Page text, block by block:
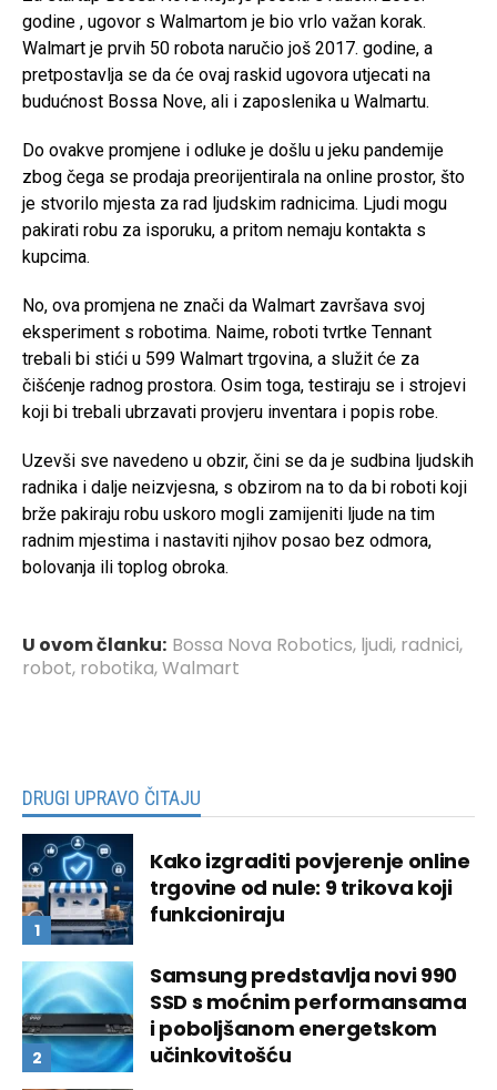
godine , ugovor s Walmartom je bio vrlo važan korak.
Walmart je prvih 50 robota naručio još 2017. godine, a
pretpostavlja se da će ovaj raskid ugovora utjecati na
budućnost Bossa Nove, ali i zaposlenika u Walmartu.
Do ovakve promjene i odluke je došlu u jeku pandemije
zbog čega se prodaja preorijentirala na online prostor, što
je stvorilo mjesta za rad ljudskim radnicima. Ljudi mogu
pakirati robu za isporuku, a pritom nemaju kontakta s
kupcima.
No, ova promjena ne znači da Walmart završava svoj
eksperiment s robotima. Naime, roboti tvrtke Tennant
trebali bi stići u 599 Walmart trgovina, a služit će za
čišćenje radnog prostora. Osim toga, testiraju se i strojevi
koji bi trebali ubrzavati provjeru inventara i popis robe.
Uzevši sve navedeno u obzir, čini se da je sudbina ljudskih
radnika i dalje neizvjesna, s obzirom na to da bi roboti koji
brže pakiraju robu uskoro mogli zamijeniti ljude na tim
radnim mjestima i nastaviti njihov posao bez odmora,
bolovanja ili toplog obroka.
U ovom članku: Bossa Nova Robotics, ljudi, radnici,
robot, robotika,Walmart
DRUGI UPRAVO ČITAJU
Kako izgraditi povjerenje online
trgovine od nule: 9 trikova koji
funkcioniraju
Samsung predstavlja novi 990
SSD s moćnim performansama
i poboljšanom energetskom
učinkovitošću